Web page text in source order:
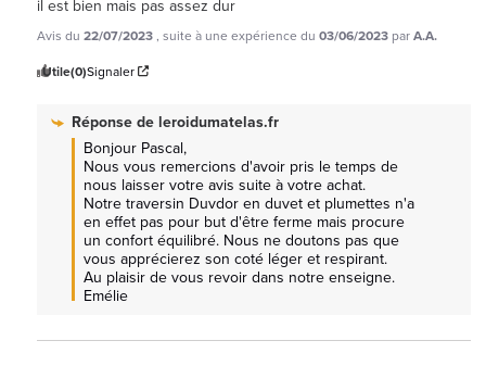
il est bien mais pas assez dur
Avis du 22/07/2023, suite à une expérience du 03/06/2023 parA.A.
Utile(0)Signaler
Réponse deleroidumatelas.fr
Bonjour Pascal,
Nous vous remercions d'avoir pris le temps de
nous laisser votre avis suite à votre achat.
Notre traversin Duvdor en duvet et plumettes n'a
en effet pas pour but d'être ferme mais procure
un confort équilibré. Nous ne doutons pas que
vous apprécierez son coté léger et respirant.
Au plaisir de vous revoir dans notre enseigne.
Emélie